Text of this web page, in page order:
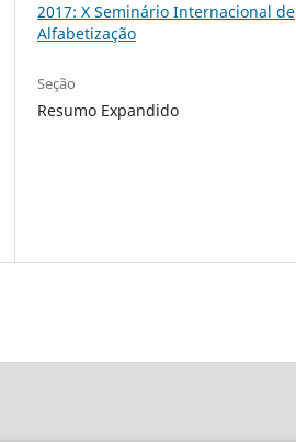
2017: X Seminário Internacional de
Alfabetização
Seção
Resumo Expandido